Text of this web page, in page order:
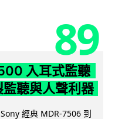
89
入耳式監聽
聽與人聲利器
經典 MDR-7506 到